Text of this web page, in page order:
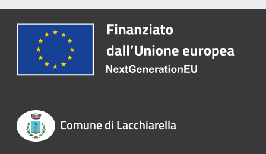
Comune di Lacchiarella